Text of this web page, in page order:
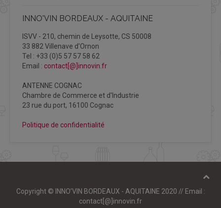
INNO'VIN BORDEAUX - AQUITAINE
ISVV - 210, chemin de Leysotte, CS 50008
33 882 Villenave d'Ornon
Tel : +33 (0)5 57 57 58 62
Email : contact[@]innovin.fr
ANTENNE COGNAC
Chambre de Commerce et d'Industrie
23 rue du port, 16100 Cognac
Politique de confidentialité
Copyright © INNO’VIN BORDEAUX - AQUITAINE 2020 // Email :
contact[@]innovin.fr